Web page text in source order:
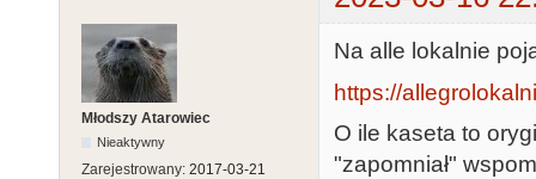
Młodszy Atarowiec
Nieaktywny
Zarejestrowany: 2017-03-21
Na alle lokalnie
https://
O ile kaseta to
"zapomniał"